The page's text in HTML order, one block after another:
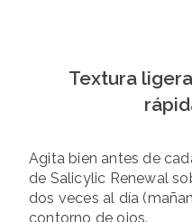
Textura
Agita bien antes de
de Salicylic Renewal
dos veces al día
contorno de ojos.